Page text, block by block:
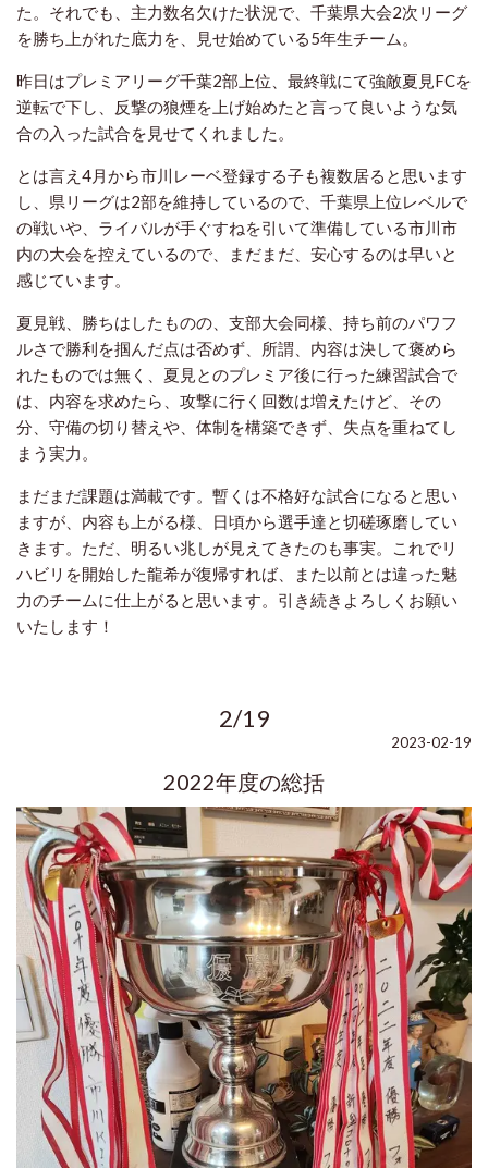
た。 それでも、主力数名欠けた状況で、千葉県大会2次リーグ
を勝ち上がれた底力を、見せ始めている5年生チーム。
昨日はプレミアリーグ千葉2部上位、最終戦にて強敵夏見FCを
逆転で下し、反撃の狼煙を上げ始めたと言って良いような気
合の入った試合を見せてくれました。
とは言え4月から市川レーベ登録する子も複数居ると思います
し、県リーグは2部を維持しているので、千葉県上位レベルで
の戦いや、ライバルが手ぐすねを引いて準備している市川市
内の大会を控えているので、まだまだ、安心するのは早いと
感じています。
夏見戦、勝ちはしたものの、支部大会同様、持ち前のパワフ
ルさで勝利を掴んだ点は否めず、所謂、内容は決して褒めら
れたものでは無く、夏見とのプレミア後に行った練習試合で
は、内容を求めたら、攻撃に行く回数は増えたけど、その
分、守備の切り替えや、体制を構築できず、失点を重ねてし
まう実力。
まだまだ課題は満載です。 暫くは不格好な試合になると思い
ますが、内容も上がる様、日頃から選手達と切磋琢磨してい
きます。 ただ、明るい兆しが見えてきたのも事実。
これでリ
ハビリを開始した龍希が復帰すれば、また以前とは違った魅
力のチームに仕上がると思います。 引き続きよろしくお願い
いたします！
2/19
2023-02-19
2022年度の総括